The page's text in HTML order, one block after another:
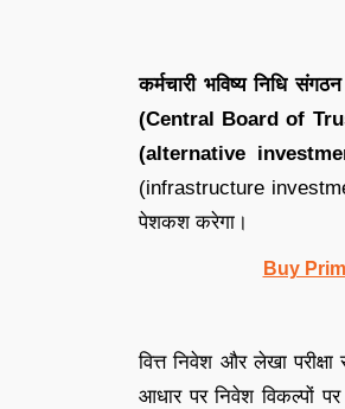
कर्मचारी भविष्य निधि
(Central Board of
(alternative
(infrastructure
पेशकश करेगा।
Buy
वित्त निवेश और लेखा
आधार पर निवेश विकल्पों